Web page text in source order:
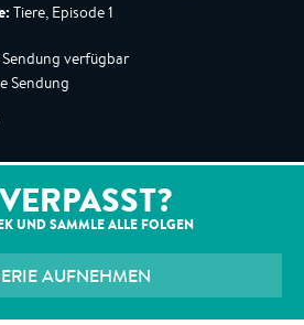
Tiere, Episode 1
verfügbar
Sendung
UND SAMMLE ALLE FOLGEN
AUFNEHMEN